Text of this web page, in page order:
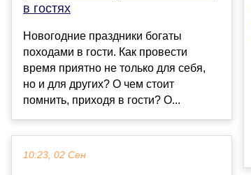
в гостях
Новогодние праздники богаты
походами в гости. Как провести
время приятно не только для себя,
но и для других? О чем стоит
помнить, приходя в гости? О...
10:23, 02 Сен